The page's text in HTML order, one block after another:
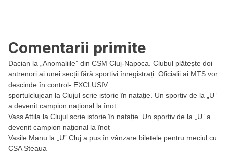
Comentarii primite
Dacian la
„Anomaliile” din CSM Cluj-Napoca. Clubul plătește doi
antrenori ai unei secții fără sportivi înregistrați. Oficialii ai MTS vor
descinde în control- EXCLUSIV
sportulclujean la Clujul scrie istorie în natație. Un sportiv de la „U”
a devenit campion național la înot
Vass Attila la Clujul scrie istorie în natație. Un sportiv de la „U” a
devenit campion național la înot
Vasile Manu la
„U” Cluj a pus în vânzare biletele pentru meciul cu
CSA Steaua